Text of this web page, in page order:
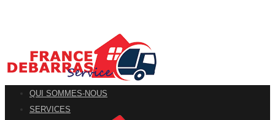
QUI SOMMES-NOUS
SERVICES